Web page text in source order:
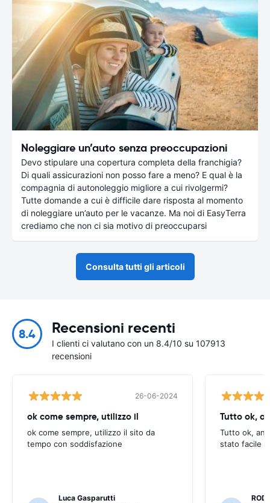
Noleggiare un’auto senza preoccupazioni
Devo stipulare una copertura completa della franchigia?
Di quali assicurazioni non posso fare a meno? E qual è la
compagnia di autonoleggio migliore a cui rivolgermi?
Tutte domande a cui è difficile dare risposta al momento
di noleggiare un’auto per le vacanze. Ma noi di EasyTerra
crediamo che non ci sia motivo di preoccuparsi
Consulta tutti gli articoli
8.4 Recensioni recenti
I clienti ci valutano con un 8.4/10 su 107913
recensioni
26-06-2024
ok come sempre, utilizzo il
ok come sempre, utilizzo il sito da
tempo con soddisfazione
Luca Gasparutti
Tutto ok,
Tutto ok,
stato facile